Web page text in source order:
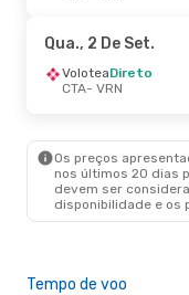
VoloteaDireto
VRN - CTA
Qua., 2 De Set.
VoloteaDireto
CTA- VRN
Os preços
nos últimos 20 dias
devem ser
disponibilidade e os
Tempo de voo